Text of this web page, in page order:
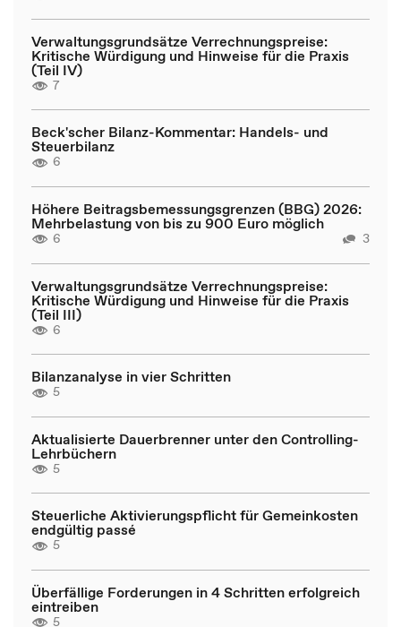
Verwaltungsgrundsätze Verrechnungspreise:
Kritische Würdigung und Hinweise für die Praxis
(Teil IV)
7
Beck'scher Bilanz-Kommentar: Handels- und
Steuerbilanz
6
Höhere Beitragsbemessungsgrenzen (BBG) 2026:
Mehrbelastung von bis zu 900 Euro möglich
6 3
Verwaltungsgrundsätze Verrechnungspreise:
Kritische Würdigung und Hinweise für die Praxis
(Teil III)
6
Bilanzanalyse in vier Schritten
5
Aktualisierte Dauerbrenner unter den Controlling-
Lehrbüchern
5
Steuerliche Aktivierungspflicht für Gemeinkosten
endgültig passé
5
Überfällige Forderungen in 4 Schritten erfolgreich
eintreiben
5